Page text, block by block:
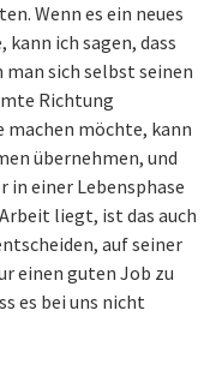
Wenn es ein neues
ich sagen, dass
man sich selbst seinen
Richtung
machen möchte, kann
übernehmen, und
in einer Lebensphase
liegt, ist das auch
auf seiner
einen guten Job zu
es bei uns nicht